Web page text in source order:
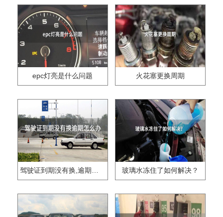
epc灯亮是什么问题 火花塞更换周期
驾驶证到期没有换,逾期怎么办?? 玻璃水冻住了如何解决？